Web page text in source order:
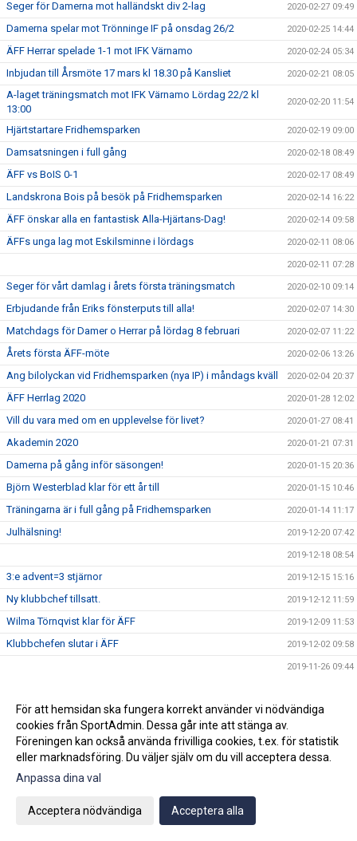
Seger för Damerna mot halländskt div 2-lag 2020-02-27 09:49
Damerna spelar mot Trönninge IF på onsdag 26/2 2020-02-25 14:44
ÄFF Herrar spelade 1-1 mot IFK Värnamo 2020-02-24 05:34
Inbjudan till Årsmöte 17 mars kl 18.30 på Kansliet 2020-02-21 08:05
A-laget träningsmatch mot IFK Värnamo Lördag 22/2 kl
13:00
2020-02-20 11:54
Hjärtstartare Fridhemsparken 2020-02-19 09:00
Damsatsningen i full gång 2020-02-18 08:49
ÄFF vs BoIS 0-1 2020-02-17 08:49
Landskrona Bois på besök på Fridhemsparken 2020-02-14 16:22
ÄFF önskar alla en fantastisk Alla-Hjärtans-Dag! 2020-02-14 09:58
ÄFFs unga lag mot Eskilsminne i lördags 2020-02-11 08:06
2020-02-11 07:28
Seger för vårt damlag i årets första träningsmatch 2020-02-10 09:14
Erbjudande från Eriks fönsterputs till alla! 2020-02-07 14:30
Matchdags för Damer o Herrar på lördag 8 februari 2020-02-07 11:22
Årets första ÄFF-möte 2020-02-06 13:26
Ang bilolyckan vid Fridhemsparken (nya IP) i måndags kväll 2020-02-04 20:37
ÄFF Herrlag 2020 2020-01-28 12:02
Vill du vara med om en upplevelse för livet? 2020-01-27 08:41
Akademin 2020 2020-01-21 07:31
Damerna på gång inför säsongen! 2020-01-15 20:36
Björn Westerblad klar för ett år till 2020-01-15 10:46
Träningarna är i full gång på Fridhemsparken 2020-01-14 11:17
Julhälsning! 2019-12-20 07:42
2019-12-18 08:54
3:e advent=3 stjärnor 2019-12-15 15:16
Ny klubbchef tillsatt. 2019-12-12 11:59
Wilma Törnqvist klar för ÄFF 2019-12-09 11:53
Klubbchefen slutar i ÄFF 2019-12-02 09:58
2019-11-26 09:44
Ge bort en sportig dröm! 2019-11-22 09:50
Vinnarna på ungdomsavslutningens tipspromenad
Köp din Bingolott av vårt P13 lag 2019-11-15 09:16
Avslutning för ungdomslagen söndagen den 3 november
För att hemsidan ska fungera korrekt använder vi nödvändiga
cookies från SportAdmin. Dessa går inte att stänga av.
Föreningen kan också använda frivilliga cookies, t.ex. för statistik
eller marknadsföring. Du väljer själv om du vill acceptera dessa.
Anpassa dina val
Acceptera nödvändiga Acceptera alla